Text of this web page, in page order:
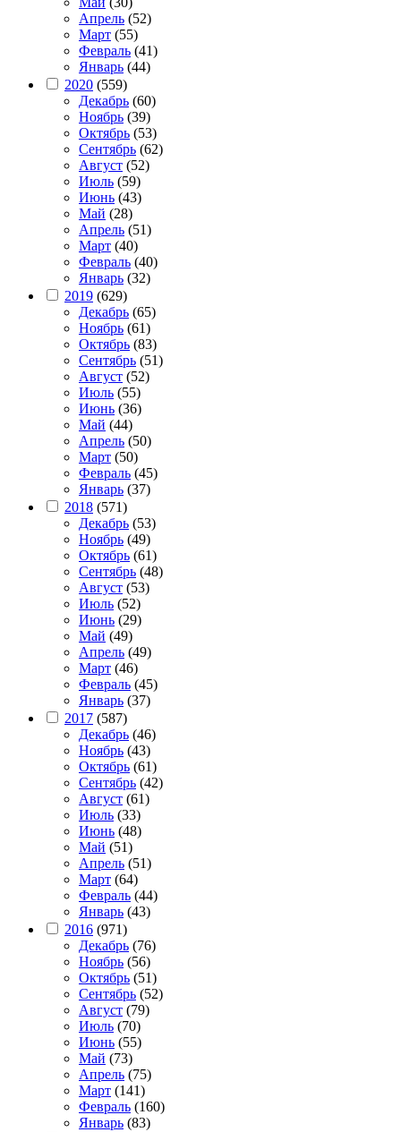
Апрель (52)
Март (55)
Февраль (41)
Январь (44)
2020 (559)
Декабрь (60)
Ноябрь (39)
Октябрь (53)
Сентябрь (62)
Август (52)
Июль (59)
Июнь (43)
Май (28)
Апрель (51)
Март (40)
Февраль (40)
Январь (32)
2019 (629)
Декабрь (65)
Ноябрь (61)
Октябрь (83)
Сентябрь (51)
Август (52)
Июль (55)
Июнь (36)
Май (44)
Апрель (50)
Март (50)
Февраль (45)
Январь (37)
2018 (571)
Декабрь (53)
Ноябрь (49)
Октябрь (61)
Сентябрь (48)
Август (53)
Июль (52)
Июнь (29)
Май (49)
Апрель (49)
Март (46)
Февраль (45)
Январь (37)
2017 (587)
Декабрь (46)
Ноябрь (43)
Октябрь (61)
Сентябрь (42)
Август (61)
Июль (33)
Июнь (48)
Май (51)
Апрель (51)
Март (64)
Февраль (44)
Январь (43)
2016 (971)
Декабрь (76)
Ноябрь (56)
Октябрь (51)
Сентябрь (52)
Август (79)
Июль (70)
Июнь (55)
Май (73)
Апрель (75)
Март (141)
Февраль (160)
Январь (83)